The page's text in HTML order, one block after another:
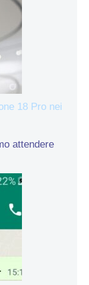
18 Pro nei
attendere